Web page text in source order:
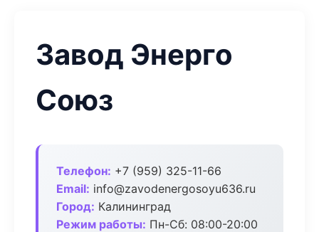
Завод Энерго
Союз
Телефон: +7 (959) 325-11-66
Email: info@zavodenergosoyu636.ru
Город: Калининград
Режим работы: Пн-Сб: 08:00-20:00